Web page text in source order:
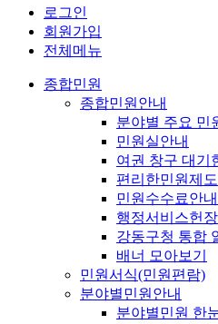
로그인
회원가입
전체메뉴
종합민원
종합민원안내
분야별 주요 민
민원실안내
여권 창구 대기
편리한민원제도
민원수수료안내
행정서비스헌장
강동구청 통합
배너 모아보기
민원서식(민원편람)
분야별민원안내
분야별민원 한